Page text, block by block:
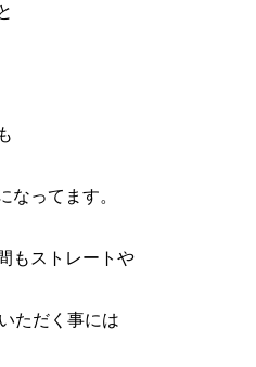
なってます。
もストレートや
ただく事には